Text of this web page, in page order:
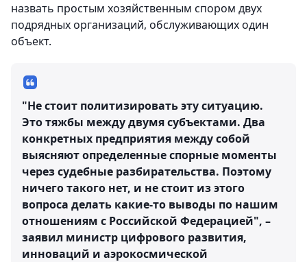
назвать простым хозяйственным спором двух
подрядных организаций, обслуживающих один
объект.
"Не стоит политизировать эту ситуацию.
Это тяжбы между двумя субъектами. Два
конкретных предприятия между собой
выясняют определенные спорные моменты
через судебные разбирательства. Поэтому
ничего такого нет, и не стоит из этого
вопроса делать какие-то выводы по нашим
отношениям с Российской Федерацией", –
заявил министр цифрового развития,
инноваций и аэрокосмической